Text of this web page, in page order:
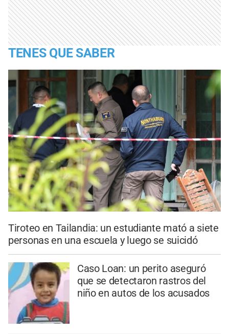
TENES QUE SABER
Tiroteo en Tailandia: un estudiante mató a siete
personas en una escuela y luego se suicidó
Caso Loan: un perito aseguró
que se detectaron rastros del
niño en autos de los acusados